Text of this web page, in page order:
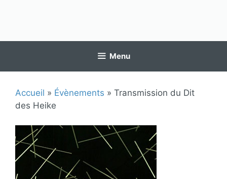
Menu
Accueil » Évènements » Transmission du Dit
des Heike